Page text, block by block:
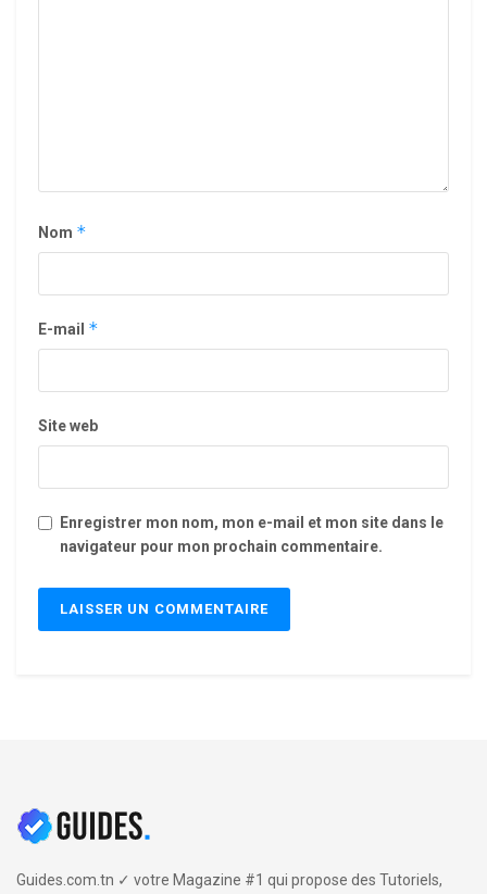
Nom *
E-mail *
Site web
Enregistrer mon nom, mon e-mail et mon site dans le
navigateur pour mon prochain commentaire.
Guides.com.tn ✓ votre Magazine #1 qui propose des Tutoriels,